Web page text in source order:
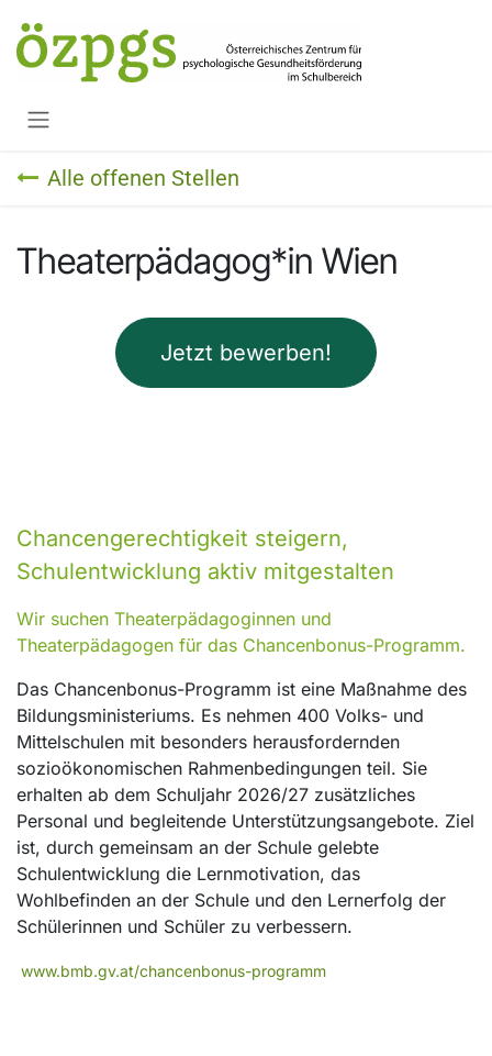
Alle offenen Stellen
Theaterpädagog*in Wien
Jetzt bewerben!
Chancengerechtigkeit steigern,
Schulentwicklung aktiv mitgestalten
Wir suchen Theaterpädagoginnen und
Theaterpädagogen für das Chancenbonus-Programm.
Das Chancenbonus-Programm ist eine Maßnahme des
Bildungsministeriums. Es nehmen 400 Volks- und
Mittelschulen mit besonders herausfordernden
sozioökonomischen Rahmenbedingungen teil. Sie
erhalten ab dem Schuljahr 2026/27 zusätzliches
Personal und begleitende Unterstützungsangebote. Ziel
ist, durch gemeinsam an der Schule gelebte
Schulentwicklung die Lernmotivation, das
Wohlbefinden an der Schule und den Lernerfolg der
Schülerinnen und Schüler zu verbessern.
www.bmb.gv.at/chancenbonus-programm